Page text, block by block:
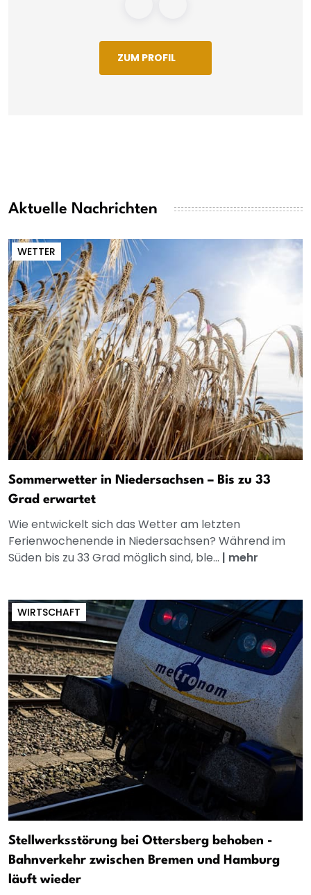
ZUM PROFIL
Aktuelle Nachrichten
WETTER
Sommerwetter in Niedersachsen – Bis zu 33
Grad erwartet
Wie entwickelt sich das Wetter am letzten
Ferienwochenende in Niedersachsen? Während im
Süden bis zu 33 Grad möglich sind, ble... | mehr
WIRTSCHAFT
Stellwerksstörung bei Ottersberg behoben -
Bahnverkehr zwischen Bremen und Hamburg
läuft wieder